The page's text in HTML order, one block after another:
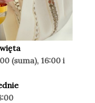
(suma), 16:00 i